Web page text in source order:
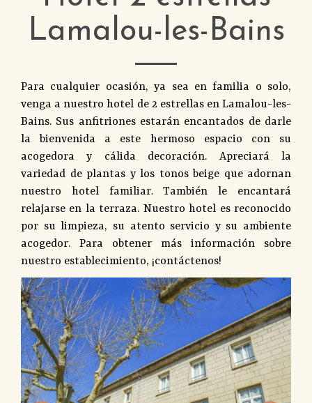
Lamalou-les-Bains
Para cualquier ocasión, ya sea en familia o solo,
venga a nuestro hotel de 2 estrellas en Lamalou-les-
Bains. Sus anfitriones estarán encantados de darle
la bienvenida a este hermoso espacio con su
acogedora y cálida decoración. Apreciará la
variedad de plantas y los tonos beige que adornan
nuestro hotel familiar. También le encantará
relajarse en la terraza. Nuestro hotel es reconocido
por su limpieza, su atento servicio y su ambiente
acogedor. Para obtener más información sobre
nuestro establecimiento, ¡contáctenos!